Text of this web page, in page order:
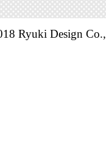
Ryuki Design